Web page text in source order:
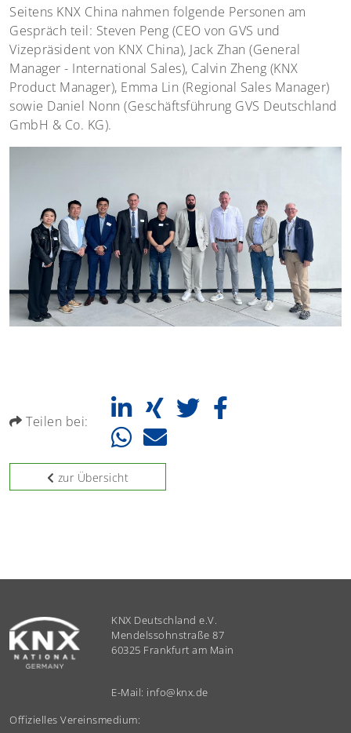
Seitens KNX China nahmen folgende Personen am
Gespräch teil: Steven Peng (CEO von GVS und
Vizepräsident von KNX China), Jack Zhan (General
Manager - International Sales), Calvin Zheng (KNX
Product Manager), Emma Lin (Regional Sales Manager)
sowie Daniel Nonn (Geschäftsführung GVS Deutschland
GmbH & Co. KG).
Teilen bei:
zur Übersicht
KNX Deutschland e.V.
Mendelssohnstraße 87
60325 Frankfurt am Main
E-Mail: info@knx.de
Offizielles Vereinsmedium: